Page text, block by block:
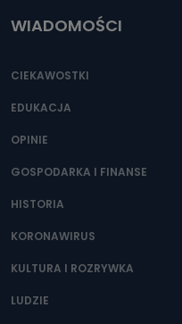
WIADOMOŚCI
CIEKAWOSTKI
EDUKACJA
OPINIE
GOSPODARKA I FINANSE
HISTORIA
KORONAWIRUS
KULTURA I ROZRYWKA
LUDZIE